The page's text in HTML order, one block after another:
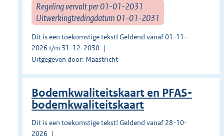
Regeling vervalt per 01-01-2031
Uitwerkingtredingdatum 01-01-2031
Dit is een toekomstige tekst! Geldend vanaf 01-11-
2026 t/m 31-12-2030
Uitgegeven door: Maastricht
Bodemkwaliteitskaart en PFAS-
bodemkwaliteitskaart
Dit is een toekomstige tekst! Geldend vanaf 28-10-
2026